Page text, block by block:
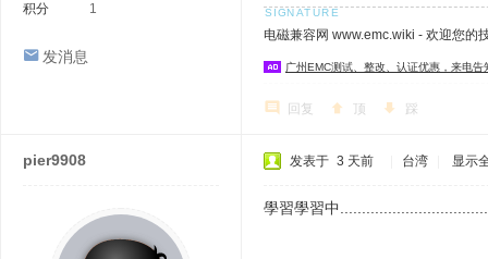
积分 1
发消息
电磁兼容网 www.emc.wiki - 欢迎您的
广州EMC测试、整改、认证优惠，来电
回复 顶 踩
pier9908 发表于 3 天前 台湾 显示
學習學習中..................................